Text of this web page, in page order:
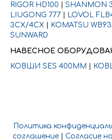
RIGOR HD100 | SHANMON
LIUGONG 777 | LOVOL
3CX/4CX | KOMATSU
SUNWARD
НАВЕСНОЕ
КОВШИ SES 400ММ |
Политика
соглашение | Согласие